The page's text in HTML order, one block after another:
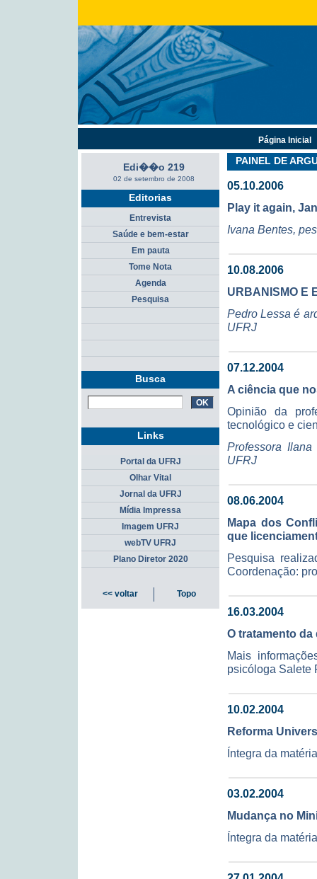
PAINEL DE
05.10.2006
Play it again,
Ivana Bentes,
10.08.2006
URBANISMO E
Pedro Lessa é
UFRJ
07.12.2004
A ciência que
Opinião da
tecnológico e
Professora
UFRJ
08.06.2004
Mapa dos
que
Pesquisa
Coordenação:
16.03.2004
O tratamento
Mais
psicóloga Salete
10.02.2004
Reforma
Íntegra da
03.02.2004
Mudança no
Íntegra da
Edi��o 219
02 de setembro de 2008
Editorias
Entrevista
Saúde e bem-estar
Em pauta
Tome Nota
Agenda
Pesquisa
Busca
Página Inicial
Links
Portal da UFRJ
Olhar Vital
Jornal da UFRJ
Mídia Impressa
Imagem UFRJ
webTV UFRJ
Plano Diretor 2020
<< voltar Topo